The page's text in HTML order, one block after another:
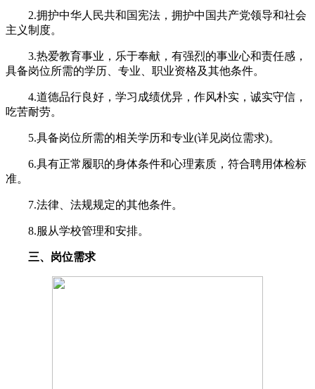
2.拥护中华人民共和国宪法，拥护中国共产党领导和社会
主义制度。
3.热爱教育事业，乐于奉献，有强烈的事业心和责任感，
具备岗位所需的学历、专业、职业资格及其他条件。
4.道德品行良好，学习成绩优异，作风朴实，诚实守信，
吃苦耐劳。
5.具备岗位所需的相关学历和专业(详见岗位需求)。
6.具有正常履职的身体条件和心理素质，符合聘用体检标
准。
7.法律、法规规定的其他条件。
8.服从学校管理和安排。
三、岗位需求